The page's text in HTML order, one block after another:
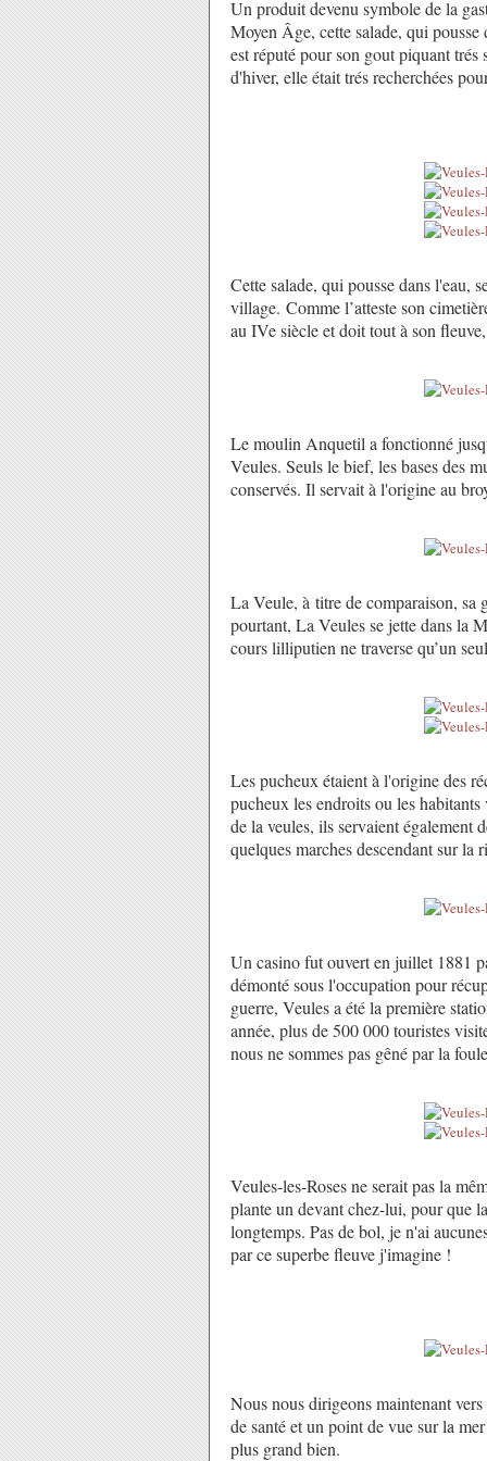
Un produit devenu symbole de la
Moyen Âge, cette salade, qui
est réputé pour son gout piquant
d'hiver, elle était trés recherchées
Cette salade, qui pousse dans l'eau,
village. Comme l’atteste son
au IVe siècle et doit tout à son
Le moulin Anquetil a fonctionné
Veules. Seuls le bief, les bases des
conservés. Il servait à l'origine au
La Veule, à titre de comparaison, sa
pourtant, La Veules se jette dans la
cours lilliputien ne traverse qu’un
Les pucheux étaient à l'origine des
pucheux les endroits ou les
de la veules, ils servaient également
quelques marches descendant sur la
Un casino fut ouvert en juillet 1881
démonté sous l'occupation pour
guerre, Veules a été la première
année, plus de 500 000 touristes
nous ne sommes pas gêné par la
Veules-les-Roses ne serait pas la
plante un devant chez-lui, pour que
longtemps. Pas de bol, je n'ai
par ce superbe fleuve j'imagine !
Nous nous dirigeons maintenant
de santé et un point de vue sur la
plus grand bien.